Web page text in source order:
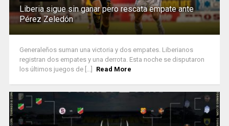
Liberia sigue sin ganar pero rescata empate ante
Pérez Zeledón
Generaleños suman una victoria y dos empates. Liberianos
registran dos empates y una derrota. Esta noche se disputaron
los últimos juegos de [...]
Read More